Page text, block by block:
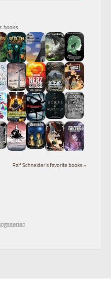
books
Ralf Schneider's favorite books »